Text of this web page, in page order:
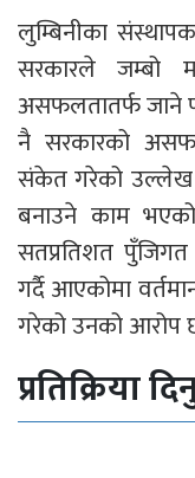
लुम्बिनीका
सरकारले जम्बो
असफलतातर्फ जाने
नै सरकारको
संकेत गरेको उल्लेख
बनाउने काम
सतप्रतिशत
गर्दै आएकोमा
गरेको उनको आरोप
प्रतिक्रिया